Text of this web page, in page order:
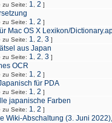
zu Seite: 1 2 ]
zu Seite: 1 2 ]
Mac OS X Lexikon/
zu Seite: 1 2 3 ]
aus Japan
zu Seite: 1 2 3 ]
OCR
zu Seite: 1 2 ]
für PDA
zu Seite: 1 2 ]
japanische Farben
zu Seite: 1 2 ]
Wiki-Abschaltung (3. Juni